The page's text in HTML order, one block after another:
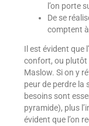
l’on porte
De se
comptent
Il est évident que
confort, ou plutôt
Maslow. Si on y
peur de perdre la
besoins sont
pyramide), plus
évident que l’on